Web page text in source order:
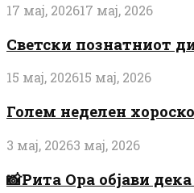
17 мај, 202617 мај, 2026
Светски познатниот
15 мај, 202615 мај, 2026
Голем неделен
3 мај, 20263 мај, 2026
📸Рита Ора објави